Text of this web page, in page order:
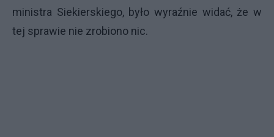
ministra Siekierskiego, było wyraźnie widać, że w
tej sprawie nie zrobiono nic.